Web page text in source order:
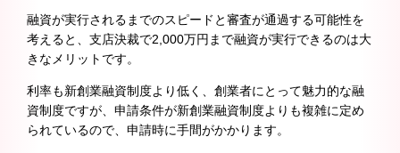
融資が実行されるまでのスピードと審査が通過する可能性を
考えると、支店決裁で2,000万円まで融資が実行できるのは大
きなメリットです。
利率も新創業融資制度より低く、創業者にとって魅力的な融
資制度ですが、申請条件が新創業融資制度よりも複雑に定め
られているので、申請時に手間がかかります。